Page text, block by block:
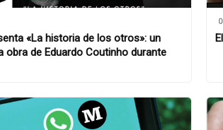
«La historia de los otros»: un
obra de Eduardo Coutinho durante